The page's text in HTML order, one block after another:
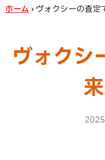
ホーム › ヴォクシーの査
ヴォクシ